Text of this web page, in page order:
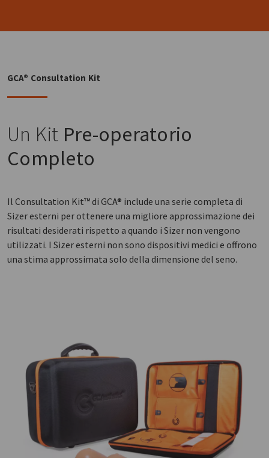
GCA® Consultation Kit
Un Kit Pre-operatorio
Completo
Il Consultation Kit™ di GCA® include una serie completa di
Sizer esterni per ottenere una migliore approssimazione dei
risultati desiderati rispetto a quando i Sizer non vengono
utilizzati. I Sizer esterni non sono dispositivi medici e offrono
una stima approssimata solo della dimensione del seno.